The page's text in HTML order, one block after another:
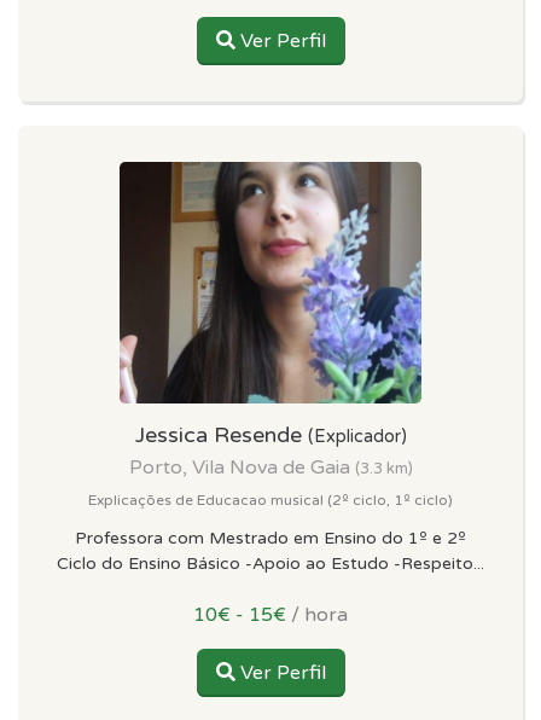
Ver Perfil
Jessica Resende (Explicador)
Porto, Vila Nova de Gaia (3.3 km)
Explicações de Educacao musical (2º ciclo, 1º ciclo)
Professora com Mestrado em Ensino do 1º e 2º
Ciclo do Ensino Básico -Apoio ao Estudo -Respeito...
10€ - 15€ / hora
Ver Perfil